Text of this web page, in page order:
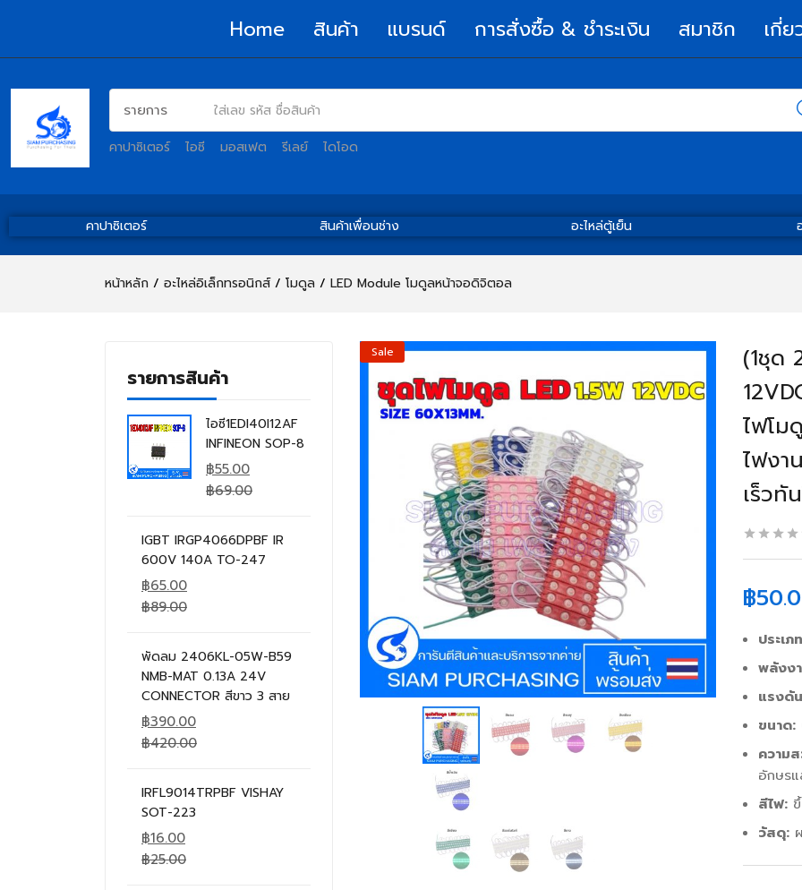
Home สินค้า แบรนด์ การสั่งซื้อ & ชำระเงิน สมาชิก เกี่ย
คาปาซิเตอร์ ไอซี มอสเฟต รีเลย์ ไดโอด
คาปาซิเตอร์ สินค้าเพื่อนช่าง อะไหล่ตู้เย็น
หน้าหลัก อะไหล่อิเล็กทรอนิกส์ โมดูล LED Module โมดูลหน้าจอดิจิตอล
รายการสินค้า
ไอซี1EDI40I12AF
INFINEON SOP-8
฿55.00
฿69.00
IGBT IRGP4066DPBF IR
600V 140A TO-247
฿65.00
฿89.00
พัดลม 2406KL-05W-B59
NMB-MAT 0.13A 24V
CONNECTOR สีขาว 3 สาย
฿390.00
฿420.00
IRFL9014TRPBF VISHAY
SOT-223
฿16.00
฿25.00
Sale
(1ชุด
ไฟโม
ไฟงา
เร็วทั
฿
ประเภ
พลังง
แรงดั
ขนาด:
ความ
อักษร
สีไฟ:ขึ้
วัสดุ:ผ